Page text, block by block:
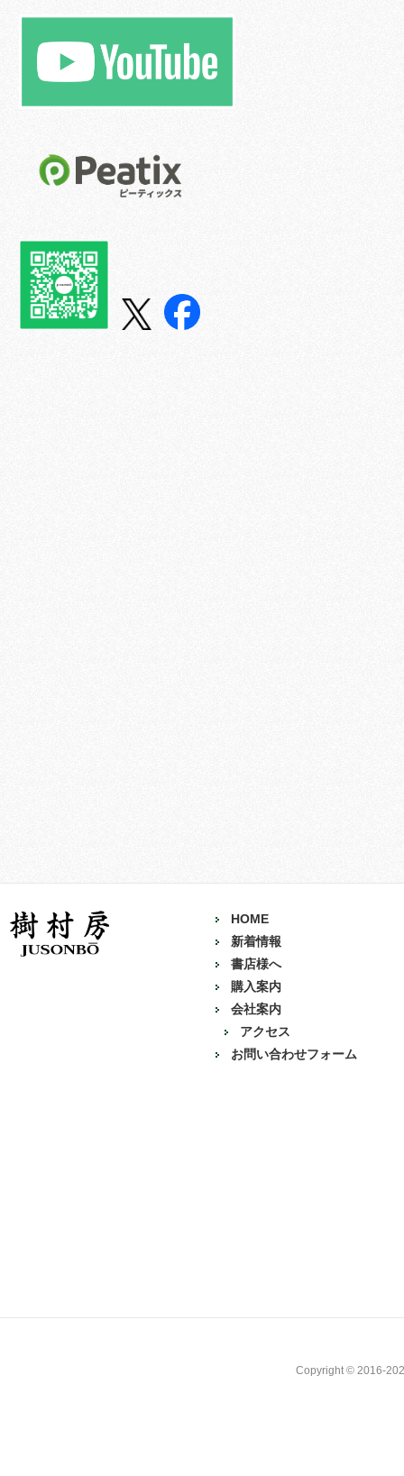
HOME
新着情報
書店様へ
購入案内
会社案内
アクセス
お問い合わせフォーム
Copyright © 2016-